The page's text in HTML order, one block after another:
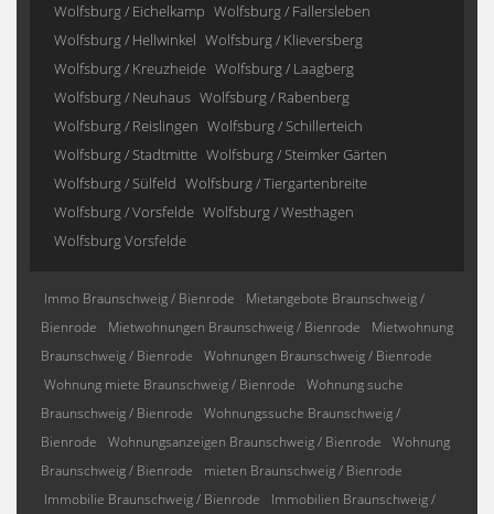
Wolfsburg / Eichelkamp Wolfsburg / Fallersleben
Wolfsburg / Hellwinkel Wolfsburg / Klieversberg
Wolfsburg / Kreuzheide Wolfsburg / Laagberg
Wolfsburg / Neuhaus Wolfsburg / Rabenberg
Wolfsburg / Reislingen Wolfsburg / Schillerteich
Wolfsburg / Stadtmitte Wolfsburg / Steimker Gärten
Wolfsburg / Sülfeld Wolfsburg / Tiergartenbreite
Wolfsburg / Vorsfelde Wolfsburg / Westhagen
Wolfsburg Vorsfelde
Immo Braunschweig / Bienrode
Mietangebote Braunschweig /
Bienrode
Mietwohnungen Braunschweig / Bienrode
Mietwohnung
Braunschweig / Bienrode
Wohnungen Braunschweig / Bienrode
Wohnung miete Braunschweig / Bienrode
Wohnung suche
Braunschweig / Bienrode
Wohnungssuche Braunschweig /
Bienrode
Wohnungsanzeigen Braunschweig / Bienrode
Wohnung
Braunschweig / Bienrode
mieten Braunschweig / Bienrode
Immobilie Braunschweig / Bienrode
Immobilien Braunschweig /